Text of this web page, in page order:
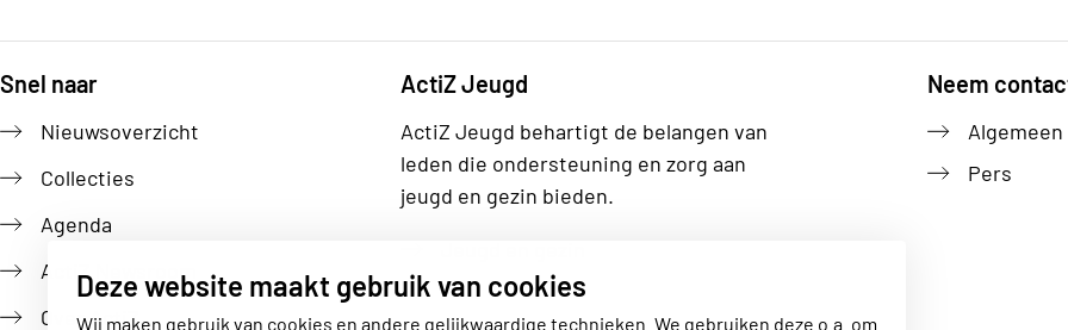
Deze website maakt gebruik van cookies
Wij maken gebruik van cookies en andere gelijkwaardige technieken. We gebruiken deze o.a. om
Snel naar
Nieuwsoverzicht
Collecties
Agenda
ActiZ Newsroom
Over ActiZ
ActiZ Jeugd
ActiZ Jeugd behartigt de belangen van
leden die ondersteuning en zorg aan
jeugd en gezin bieden.
Neem
Algemeen
Pers